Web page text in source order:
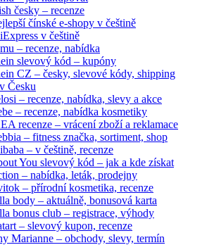
česky – recenze
čínské e-shopy v češtině
v češtině
– recenze, nabídka
slevový kód – kupóny
CZ – česky, slevové kódy, shipping
Česku
– recenze, nabídka, slevy a akce
– recenze, nabídka kosmetiky
recenze – vrácení zboží a reklamace
– fitness značka, sortiment, shop
– v češtině, recenze
You slevový kód – jak a kde získat
– nabídka, leták, prodejny
– přírodní kosmetika, recenze
body – aktuálně, bonusová karta
bonus club – registrace, výhody
– slevový kupon, recenze
Marianne – obchody, slevy, termín